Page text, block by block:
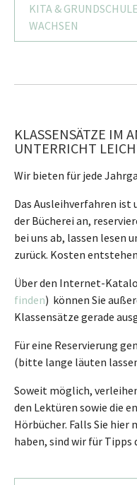
KITA &
WACHSEN
KLASSENSÄTZE IM
UNTERRICHT
Wir bieten für jede
Das Ausleihverfahren
der Bücherei an,
bei uns ab, lassen lesen
zurück. Kosten
Über den Internet-
finden) können Sie
Klassensätze gerade
Für eine Reservierung
(bitte lange läuten
Soweit möglich,
den Lektüren sowie die
Hörbücher. Falls Sie hier
haben, sind wir für Tipps